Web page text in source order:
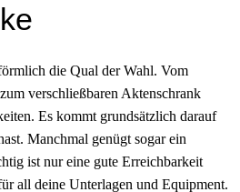
die Qual der Wahl. Vom
verschließbaren Aktenschrank
Es kommt grundsätzlich darauf
Manchmal genügt sogar ein
ist nur eine gute Erreichbarkeit
all deine Unterlagen und Equipment.